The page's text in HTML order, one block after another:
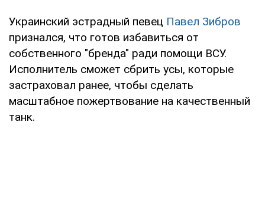
Украинский эстрадный певец Павел Зибров
признался, что готов избавиться от
собственного "бренда" ради помощи ВСУ.
Исполнитель сможет сбрить усы, которые
застраховал ранее, чтобы сделать
масштабное пожертвование на качественный
танк.